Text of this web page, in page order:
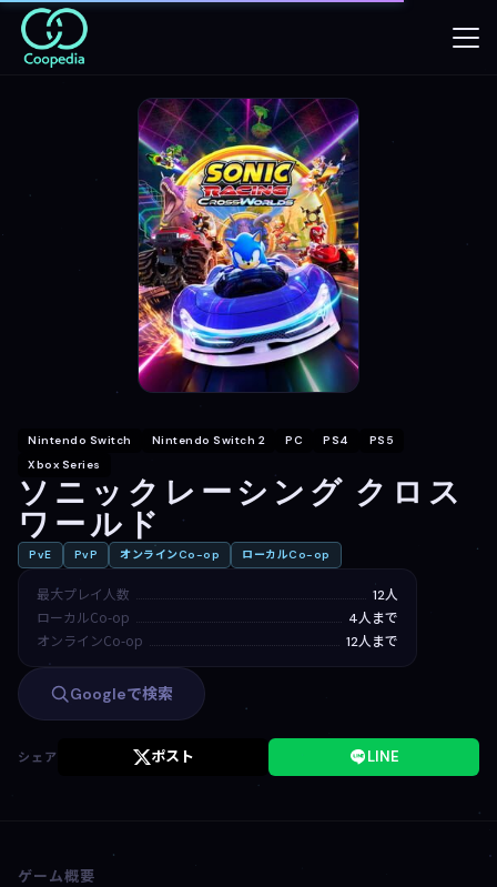
Nintendo Switch Nintendo Switch 2 PC PS4
PS5
Xbox Series
ソニックレーシング クロス
ワールド
PvE PvP オンラインCo-op ローカルCo-op
最大プレイ人数 12人
ローカルCo-op 4人まで
オンラインCo-op 12人まで
Googleで検索
シェア ポスト LINE
ゲーム概要